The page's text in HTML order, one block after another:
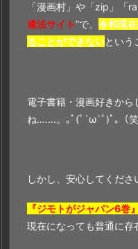
「漫画村」や「zip」「
違法サイト”で、 令和現
ることができないという
電子書籍・漫画好きから
ね…….。｡ﾟ(ﾟ´ω`ﾟ)ﾟ｡（笑
しかし、安心してくださ
『ジモトがジャパン6巻
現在になっても普通に存